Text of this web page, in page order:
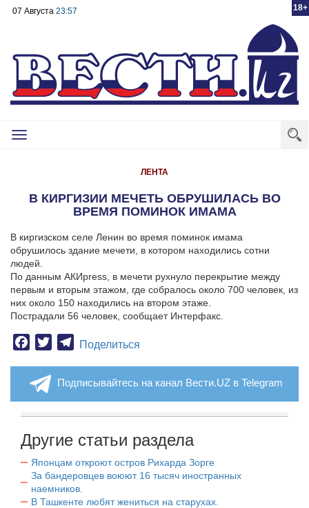
18+
07 Августа 23:57
Toggle
ЛЕНТА
В КИРГИЗИИ МЕЧЕТЬ ОБРУШИЛАСЬ ВО
ВРЕМЯ ПОМИНОК ИМАМА
В киргизском селе Ленин во время поминок имама
обрушилось здание мечети, в котором находились сотни
людей.
По данным АКИpress, в мечети рухнуло перекрытие между
первым и вторым этажом, где собралось около 700 человек, из
них около 150 находились на втором этаже.
Пострадали 56 человек, сообщает Интерфакс.
Facebook
TwitterTelegram
Поделиться
Подписывайтесь на канал Вести.UZ в Telegram
Другие статьи раздела
Японцам откроют остров Рихарда Зорге
За бандеровцев воюют 16 тысяч иностранных
наемников.
В Ташкенте любят жениться на старухах.